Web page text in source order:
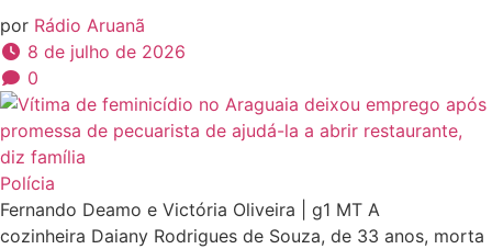
por Rádio Aruanã
8 de julho de 2026
0
Polícia
Fernando Deamo e Victória Oliveira | g1 MT A
cozinheira Daiany Rodrigues de Souza, de 33 anos, morta